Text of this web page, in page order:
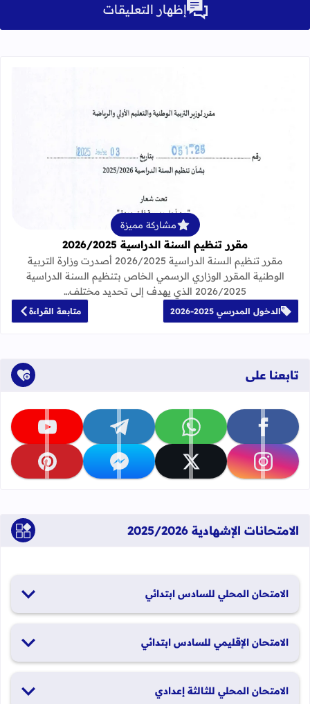
إظهار التعليقات
قراءة المزيد عن مقرر تنظيم السنة الدراسية
مشاركة مميزة
مقرر تنظيم السنة الدراسية 2026/2025
مقرر تنظيم السنة الدراسية 2026/2025 أصدرت وزارة التربية
الوطنية المقرر الوزاري الرسمي الخاص بتنظيم السنة الدراسية
2026/2025 الذي يهدف إلى تحديد مختلف…
الدخول المدرسي 2025-2026 متابعة القراءة
تابعنا على
تابعنا على facebook تابعنا على whatsapp تابعنا على telegram تابعنا على youtube
تابعنا على instagram تابعنا على x تابعنا على messenger تابعنا على pinterest
الامتحانات الإشهادية 2025/2026
الامتحان المحلي للسادس ابتدائي
الامتحان الإقليمي للسادس ابتدائي
الامتحان المحلي للثالثة إعدادي